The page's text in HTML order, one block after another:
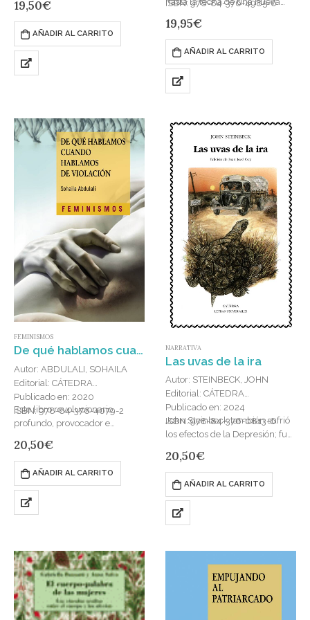
Harvard. Seguidor y amigo de
Emerson se definió a sí mismo
como…
19,50€
AÑADIR AL CARRITO
ISBN: 978-84-376-4985-6
está cambiando la poesía
actualSolo…
19,95€
AÑADIR AL CARRITO
FEMINISMOS
De qué hablamos cuando hablamos de violación
Autor: ABDULALI, SOHAILA
Editorial: CÁTEDRA
Publicado en: 2020
ISBN: 978-84-376-4079-2
Este libro revolucionario,
profundo, provocador e
sexual y el discurso global
sobre la violación desde el
punto de vista de…
20,50€
AÑADIR AL CARRITO
NARRATIVA
Las uvas de la ira
Autor: STEINBECK, JOHN
Editorial: CÁTEDRA
Publicado en: 2024
ISBN: 978-84-376-0813-6
John Steinbeck también sufrió
los efectos de la Depresión; fue
que emigra del norte hacia el
sur y tomó…
20,50€
AÑADIR AL CARRITO